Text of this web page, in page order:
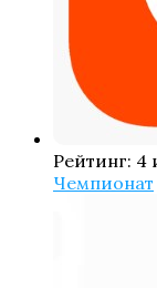
Рейтинг: 4
Чемпионат